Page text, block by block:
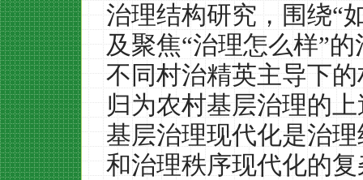
治理结构研究，围绕“
及聚焦“治理怎么样”
不同村治精英主导下
归为农村基层治理的
基层治理现代化是治
和治理秩序现代化的